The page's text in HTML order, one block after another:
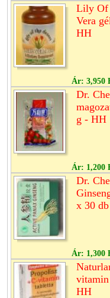
Lily Of
Vera
HH
Ár: 3,950
Dr.
g - HH
Ár: 1,200
Dr.
x 30
Ár: 1,300
HH